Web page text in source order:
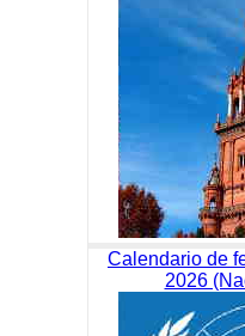
Calendario de
2026